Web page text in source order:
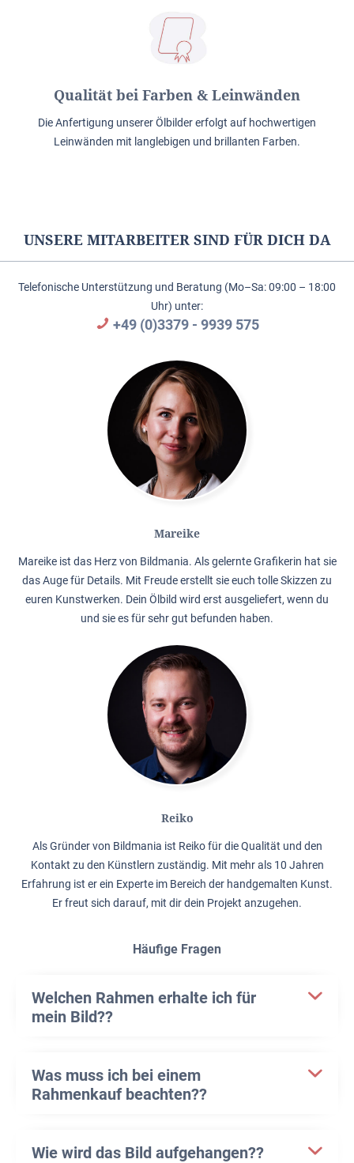
Qualität bei Farben & Leinwänden
Die Anfertigung unserer Ölbilder erfolgt auf hochwertigen
Leinwänden mit langlebigen und brillanten Farben.
UNSERE MITARBEITER SIND FÜR DICH DA
Telefonische Unterstützung und Beratung (Mo–Sa: 09:00 – 18:00
Uhr) unter:
+49 (0)3379 - 9939 575
Mareike
Mareike ist das Herz von Bildmania. Als gelernte Grafikerin hat sie
das Auge für Details. Mit Freude erstellt sie euch tolle Skizzen zu
euren Kunstwerken. Dein Ölbild wird erst ausgeliefert, wenn du
und sie es für sehr gut befunden haben.
Reiko
Als Gründer von Bildmania ist Reiko für die Qualität und den
Kontakt zu den Künstlern zuständig. Mit mehr als 10 Jahren
Erfahrung ist er ein Experte im Bereich der handgemalten Kunst.
Er freut sich darauf, mit dir dein Projekt anzugehen.
Häufige Fragen
Welchen Rahmen erhalte ich für
mein Bild??
Was muss ich bei einem
Rahmenkauf beachten??
Wie wird das Bild aufgehangen??